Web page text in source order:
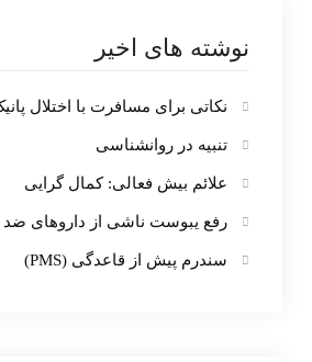
نوشته های اخیر
نکاتی برای مسافرت با اختلال
تنبیه در روانشناسی
علائم بیش فعالی: کمال گرایی
رفع یبوست ناشی از داروهای
سندرم پیش از قاعدگی (PMS)